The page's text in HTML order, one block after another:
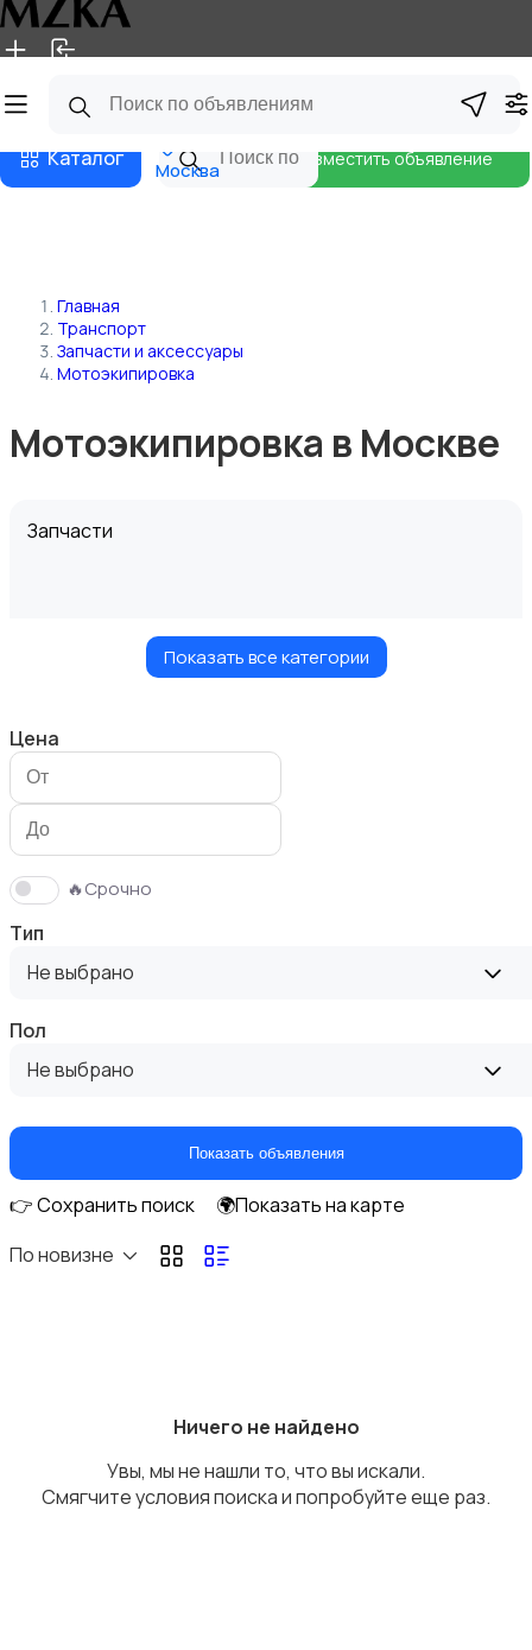
Главная Магазины
Каталог Москва
Разместить объявление
Главная
Транспорт
Запчасти и аксессуары
Мотоэкипировка
Мотоэкипировка в Москве
Запчасти
Масла и автохимия
Аксессуары и инструменты
Показать все категории
Цена
🔥Срочно
Тип
Не выбрано
Пол
Не выбрано
Показать объявления
👉 Сохранить поиск
🌍Показать на карте
По новизне
Ничего не найдено
Увы, мы не нашли то, что вы искали.
Смягчите условия поиска и попробуйте еще раз.